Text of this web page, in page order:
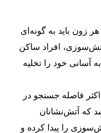
زون باید به گونه‌ای
افراد ساکن
آسانی خود را تخلیه
فاصله جستجو در
که آتش‌نشانان
را پیدا کرده و